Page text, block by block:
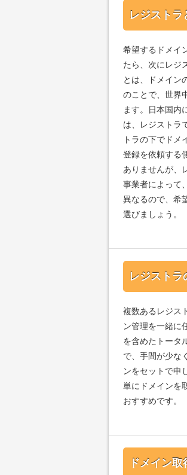
レジストラ
希望するドメイ
たら、次にレジ
とは、ドメイン
のことで、世界
ます。日本国内
は、レジストラ
トラの下でドメ
登録を依頼する
ありませんが、
事業者によって
異なるので、希
選びましょう。
レジストラ
複数あるレジス
ン管理を一緒に
を含めたトータ
で、手間が少な
ンをセットで申
単にドメインを
おすすめです。
ドメイン